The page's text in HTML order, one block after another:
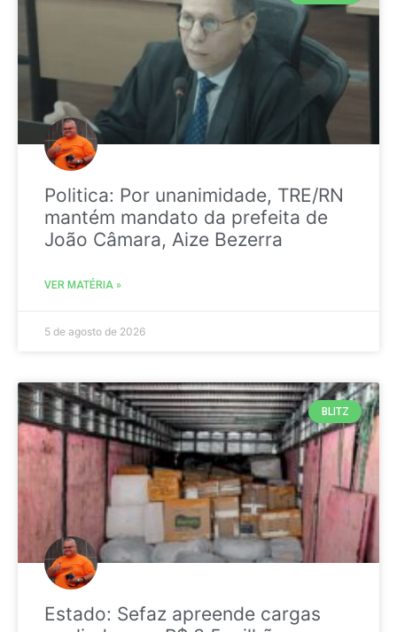
Politica: Por unanimidade, TRE/RN
mantém mandato da prefeita de
João Câmara, Aize Bezerra
VER MATÉRIA »
5 de agosto de 2026
BLITZ
Estado: Sefaz apreende cargas